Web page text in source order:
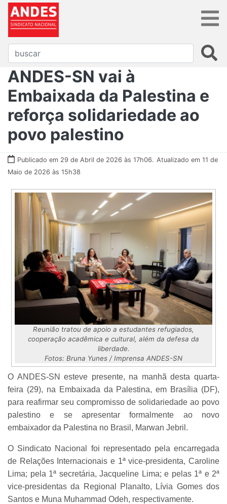
ANDES-SN vai à
Embaixada da Palestina e
reforça solidariedade ao
povo palestino
Publicado em 29 de Abril de 2026 às 17h06. Atualizado em 11 de
Maio de 2026 às 15h38
Reunião tratou de apoio a estudantes refugiados,
cooperação acadêmica e cultural, além da defesa da
liberdade.
Fotos: Bruna Yunes / Imprensa ANDES-SN
O ANDES-SN esteve presente, na manhã desta quarta-
feira (29), na Embaixada da Palestina, em Brasília (DF),
para reafirmar seu compromisso de solidariedade ao povo
palestino e se apresentar formalmente ao novo
embaixador da Palestina no Brasil, Marwan Jebril.
O Sindicato Nacional foi representado pela encarregada
de Relações Internacionais e 1ª vice-presidenta, Caroline
Lima; pela 1ª secretária, Jacqueline Lima; e pelas 1ª e 2ª
vice-presidentas da Regional Planalto, Lívia Gomes dos
Santos e Muna Muhammad Odeh, respectivamente.